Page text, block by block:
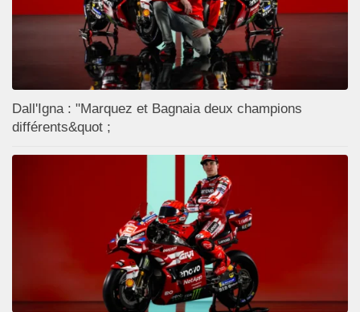
Dall'Igna : "Marquez et Bagnaia deux champions
différents&quot ;